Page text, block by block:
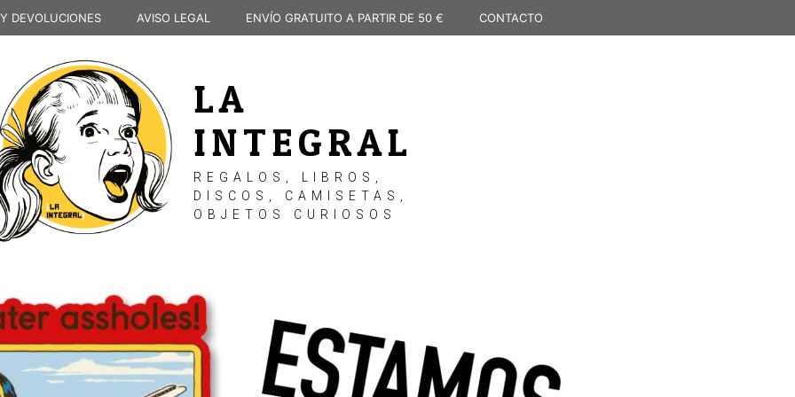
DEVOLUCIONES AVISO LEGAL ENVÍO GRATUITO A PARTIR DE 50 € CONTACTO
LA
INTEGRAL
REGALOS, LIBROS,
DISCOS, CAMISETAS,
OBJETOS CURIOSOS